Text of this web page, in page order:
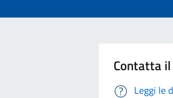
Contatta
Leggi le